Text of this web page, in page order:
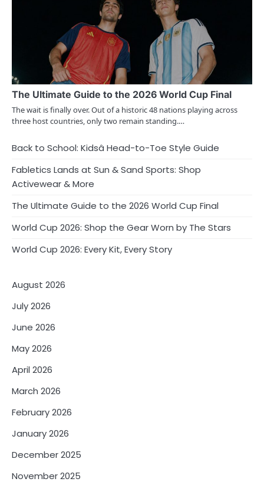
The Ultimate Guide to the 2026 World Cup Final
The wait is finally over. Out of a historic 48 nations playing across
three host countries, only two remain standing.…
Back to School: Kidsâ Head-to-Toe Style Guide
Fabletics Lands at Sun & Sand Sports: Shop
Activewear & More
The Ultimate Guide to the 2026 World Cup Final
World Cup 2026: Shop the Gear Worn by The Stars
World Cup 2026: Every Kit, Every Story
August 2026
July 2026
June 2026
May 2026
April 2026
March 2026
February 2026
January 2026
December 2025
November 2025